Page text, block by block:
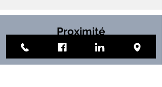
Proximité